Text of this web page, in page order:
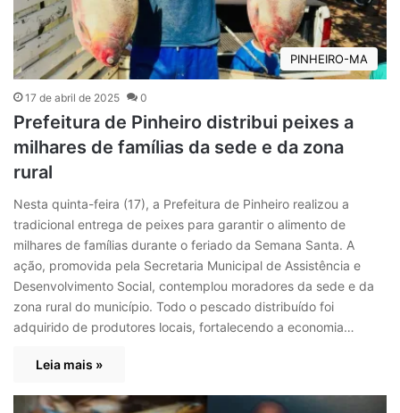
PINHEIRO-MA
17 de abril de 2025 0
Prefeitura de Pinheiro distribui peixes a
milhares de famílias da sede e da zona
rural
Nesta quinta-feira (17), a Prefeitura de Pinheiro realizou a
tradicional entrega de peixes para garantir o alimento de
milhares de famílias durante o feriado da Semana Santa. A
ação, promovida pela Secretaria Municipal de Assistência e
Desenvolvimento Social, contemplou moradores da sede e da
zona rural do município. Todo o pescado distribuído foi
adquirido de produtores locais, fortalecendo a economia…
Leia mais »